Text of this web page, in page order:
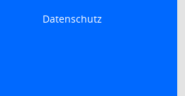
Datenschutz